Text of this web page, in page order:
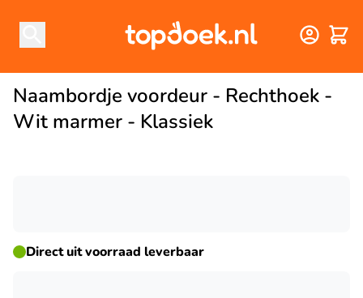
Naambordje voordeur - Rechthoek -
Wit marmer - Klassiek
Direct uit voorraad leverbaar